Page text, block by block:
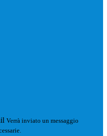
Verrà inviato un messaggio